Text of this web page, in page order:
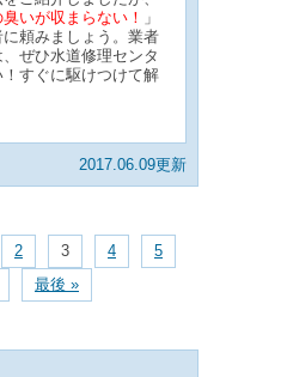
いが収まらない！ 」
頼みましょう。業者
ぜひ水道修理センタ
すぐに駆けつけて解
2017.06.09更新
2 3 4
5
最後 »